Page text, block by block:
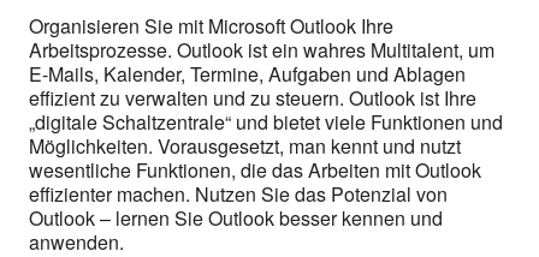
Organisieren Sie mit Microsoft Outlook Ihre
Arbeitsprozesse. Outlook ist ein wahres Multitalent, um
E-Mails, Kalender, Termine, Aufgaben und Ablagen
effizient zu verwalten und zu steuern. Outlook ist Ihre
„digitale Schaltzentrale“ und bietet viele Funktionen und
Möglichkeiten. Vorausgesetzt, man kennt und nutzt
wesentliche Funktionen, die das Arbeiten mit Outlook
effizienter machen. Nutzen Sie das Potenzial von
Outlook – lernen Sie Outlook besser kennen und
anwenden.